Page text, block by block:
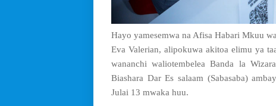
Hayo yamesemwa na Afisa Habari Mkuu
Eva Valerian, alipokuwa akitoa elimu ya
wananchi waliotembelea Banda la
Biashara Dar Es salaam (Sabasaba)
Julai 13 mwaka huu.